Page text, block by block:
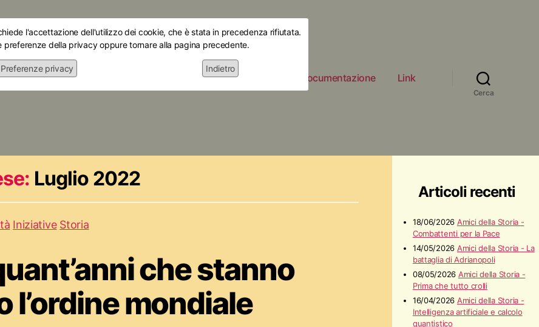
Home Le mostre Documentazione Link
Cerca
l'accettazione dell'utilizzo dei cookie, che è stata in precedenza rifiutata.
preferenze della privacy oppure tornare alla pagina precedente.
Preferenze privacy Indietro
Articoli recenti
18/06/2026 Amici della Storia -
Combattenti per la Pace
14/05/2026 Amici della Storia - La
battaglia di Adrianopoli
08/05/2026 Amici della Storia -
Prima che tutto crolli
16/04/2026 Amici della Storia -
Intelligenza artificiale e calcolo
quantistico
Luglio 2022
Iniziative Storia
che stanno
l’ordine mondiale